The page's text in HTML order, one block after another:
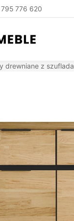
776 620
drewniane z